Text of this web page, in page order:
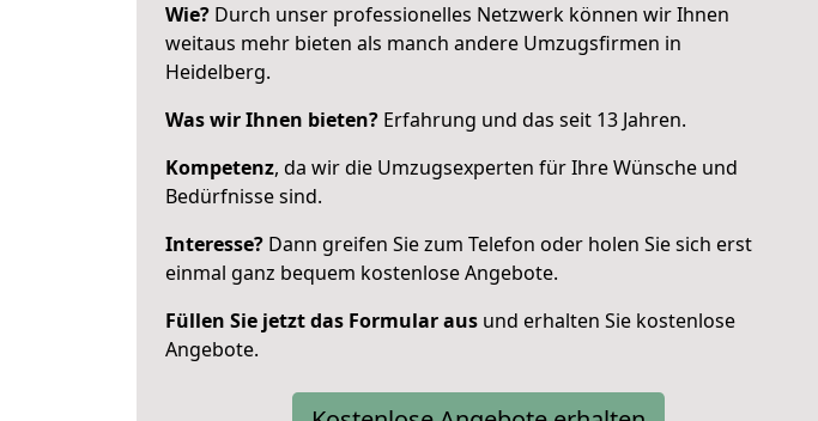
Wie? Durch unser professionelles Netzwerk können wir Ihnen
weitaus mehr bieten als manch andere Umzugsfirmen in
Heidelberg.
Was wir Ihnen bieten? Erfahrung und das seit 13 Jahren.
Kompetenz, da wir die Umzugsexperten für Ihre Wünsche und
Bedürfnisse sind.
Interesse? Dann greifen Sie zum Telefon oder holen Sie sich erst
einmal ganz bequem kostenlose Angebote.
Füllen Sie jetzt das Formular aus und erhalten Sie kostenlose
Angebote.